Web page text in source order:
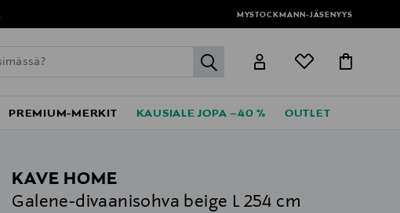
MYSTOCKMANN-JÄSENYYS
label.header.go
PREMIUM-MERKIT KAUSIALE JOPA –40 % OUTLET
KAVE HOME
Galene-divaanisohva beige L 254 cm